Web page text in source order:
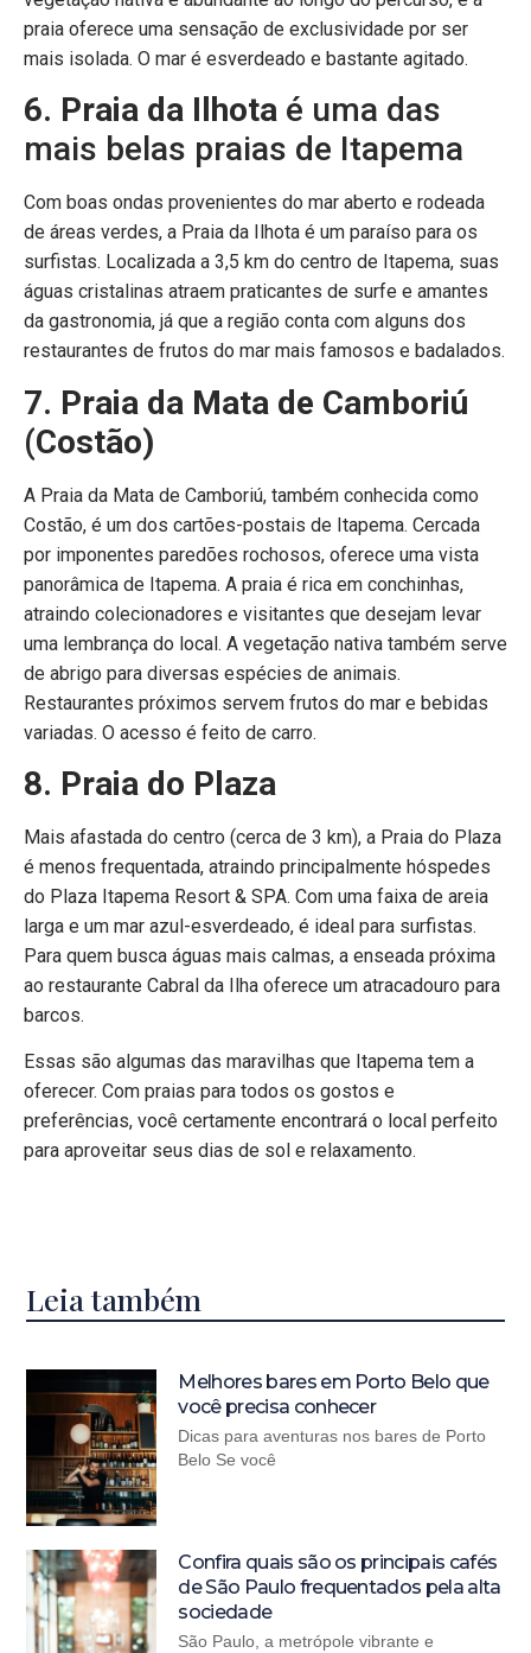
praia oferece uma sensação de exclusividade por ser
mais isolada. O mar é esverdeado e bastante agitado.
6. Praia da Ilhota é uma das
mais belas praias de Itapema
Com boas ondas provenientes do mar aberto e rodeada
de áreas verdes, a Praia da Ilhota é um paraíso para os
surfistas. Localizada a 3,5 km do centro de Itapema, suas
águas cristalinas atraem praticantes de surfe e amantes
da gastronomia, já que a região conta com alguns dos
restaurantes de frutos do mar mais famosos e badalados.
7. Praia da Mata de Camboriú
(Costão)
A Praia da Mata de Camboriú, também conhecida como
Costão, é um dos cartões-postais de Itapema. Cercada
por imponentes paredões rochosos, oferece uma vista
panorâmica de Itapema. A praia é rica em conchinhas,
atraindo colecionadores e visitantes que desejam levar
uma lembrança do local. A vegetação nativa também serve
de abrigo para diversas espécies de animais.
Restaurantes próximos servem frutos do mar e bebidas
variadas. O acesso é feito de carro.
8. Praia do Plaza
Mais afastada do centro (cerca de 3 km), a Praia do Plaza
é menos frequentada, atraindo principalmente hóspedes
do Plaza Itapema Resort & SPA. Com uma faixa de areia
larga e um mar azul-esverdeado, é ideal para surfistas.
Para quem busca águas mais calmas, a enseada próxima
ao restaurante Cabral da Ilha oferece um atracadouro para
barcos.
Essas são algumas das maravilhas que Itapema tem a
oferecer. Com praias para todos os gostos e
preferências, você certamente encontrará o local perfeito
para aproveitar seus dias de sol e relaxamento.
Leia também
Melhores bares em Porto Belo que
você precisa conhecer
Dicas para aventuras nos bares de Porto
Belo Se você
Confira quais são os principais cafés
de São Paulo frequentados pela alta
sociedade
São Paulo, a metrópole vibrante e